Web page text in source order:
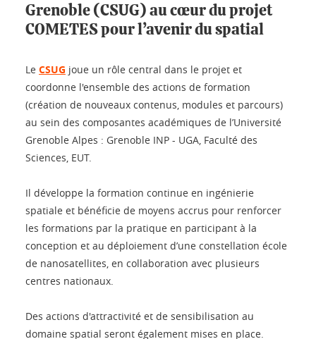
Grenoble (CSUG) au cœur du projet
COMETES pour l’avenir du spatial
Le CSUG joue un rôle central dans le projet et
coordonne l'ensemble des actions de formation
(création de nouveaux contenus, modules et parcours)
au sein des composantes académiques de l’Université
Grenoble Alpes : Grenoble INP - UGA, Faculté des
Sciences, EUT.
Il développe la formation continue en ingénierie
spatiale et bénéficie de moyens accrus pour renforcer
les formations par la pratique en participant à la
conception et au déploiement d’une constellation école
de nanosatellites, en collaboration avec plusieurs
centres nationaux.
Des actions d'attractivité et de sensibilisation au
domaine spatial seront également mises en place.